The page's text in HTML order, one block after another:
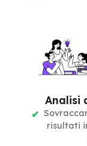
Analisi
risultati